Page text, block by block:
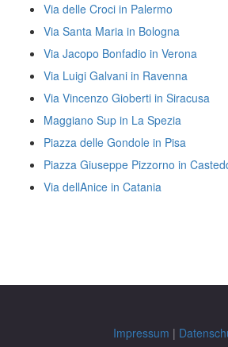
Via delle Croci in Palermo
Via Santa Maria in Bologna
Via Jacopo Bonfadio in Verona
Via Luigi Galvani in Ravenna
Via Vincenzo Gioberti in Siracusa
Maggiano Sup in La Spezia
Piazza delle Gondole in Pisa
Piazza Giuseppe Pizzorno in
Via dellAnice in Catania
Impressum |